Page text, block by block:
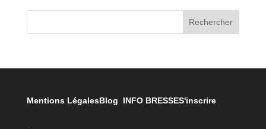
Rechercher
Mentions LégalesBlog INFO BRESSES'inscrire